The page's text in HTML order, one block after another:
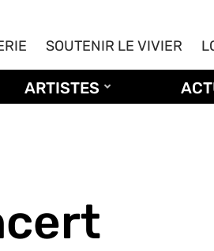
SOUTENIR LE VIVIER
ARTISTES